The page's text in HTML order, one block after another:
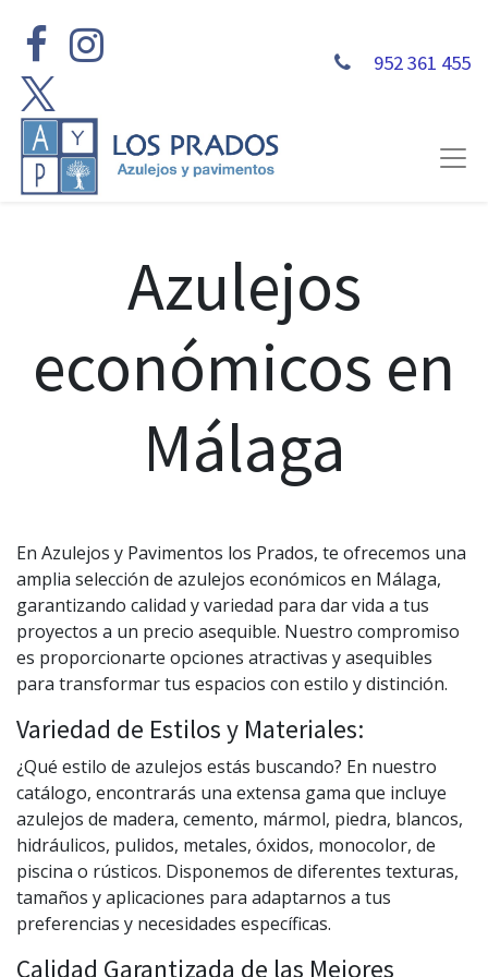
952 361 455
Azulejos
económicos en
Málaga
En Azulejos y Pavimentos los Prados, te ofrecemos una
amplia selección de azulejos económicos en Málaga,
garantizando calidad y variedad para dar vida a tus
proyectos a un precio asequible. Nuestro compromiso
es proporcionarte opciones atractivas y asequibles
para transformar tus espacios con estilo y distinción.
Variedad de Estilos y Materiales:
¿Qué estilo de azulejos estás buscando? En nuestro
catálogo, encontrarás una extensa gama que incluye
azulejos de madera, cemento, mármol, piedra, blancos,
hidráulicos, pulidos, metales, óxidos, monocolor, de
piscina o rústicos. Disponemos de diferentes texturas,
tamaños y aplicaciones para adaptarnos a tus
preferencias y necesidades específicas.
Calidad Garantizada de las Mejores